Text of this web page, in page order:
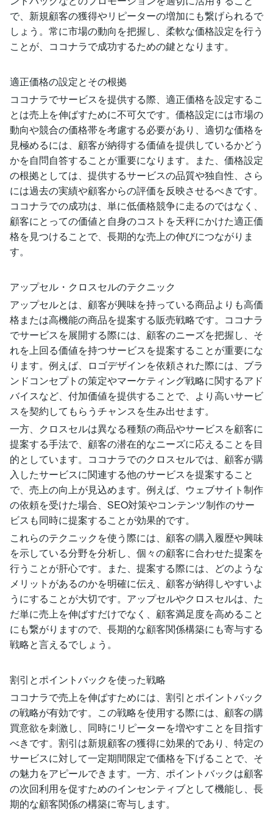
で、新規顧客の獲得やリピーターの増加にも繋げられるで
しょう。常に市場の動向を把握し、柔軟な価格設定を行う
ことが、ココナラで成功するための鍵となります。
適正価格の設定とその根拠
ココナラでサービスを提供する際、適正価格を設定するこ
とは売上を伸ばすために不可欠です。価格設定には市場の
動向や競合の価格帯を考慮する必要があり、適切な価格を
見極めるには、顧客が納得する価値を提供しているかどう
かを自問自答することが重要になります。また、価格設定
の根拠としては、提供するサービスの品質や独自性、さら
には過去の実績や顧客からの評価を反映させるべきです。
ココナラでの成功は、単に低価格競争に走るのではなく、
顧客にとっての価値と自身のコストを天秤にかけた適正価
格を見つけることで、長期的な売上の伸びにつながりま
す。
アップセル・クロスセルのテクニック
アップセルとは、顧客が興味を持っている商品よりも高価
格または高機能の商品を提案する販売戦略です。ココナラ
でサービスを展開する際には、顧客のニーズを把握し、そ
れを上回る価値を持つサービスを提案することが重要にな
ります。例えば、ロゴデザインを依頼された際には、ブラ
ンドコンセプトの策定やマーケティング戦略に関するアド
バイスなど、付加価値を提供することで、より高いサービ
スを契約してもらうチャンスを生み出せます。
一方、クロスセルは異なる種類の商品やサービスを顧客に
提案する手法で、顧客の潜在的なニーズに応えることを目
的としています。ココナラでのクロスセルでは、顧客が購
入したサービスに関連する他のサービスを提案すること
で、売上の向上が見込めます。例えば、ウェブサイト制作
の依頼を受けた場合、SEO対策やコンテンツ制作のサー
ビスも同時に提案することが効果的です。
これらのテクニックを使う際には、顧客の購入履歴や興味
を示している分野を分析し、個々の顧客に合わせた提案を
行うことが肝心です。また、提案する際には、どのような
メリットがあるのかを明確に伝え、顧客が納得しやすいよ
うにすることが大切です。アップセルやクロスセルは、た
だ単に売上を伸ばすだけでなく、顧客満足度を高めること
にも繋がりますので、長期的な顧客関係構築にも寄与する
戦略と言えるでしょう。
割引とポイントバックを使った戦略
ココナラで売上を伸ばすためには、割引とポイントバック
の戦略が有効です。この戦略を使用する際には、顧客の購
買意欲を刺激し、同時にリピーターを増やすことを目指す
べきです。割引は新規顧客の獲得に効果的であり、特定の
サービスに対して一定期間限定で価格を下げることで、そ
の魅力をアピールできます。一方、ポイントバックは顧客
の次回利用を促すためのインセンティブとして機能し、長
期的な顧客関係の構築に寄与します。